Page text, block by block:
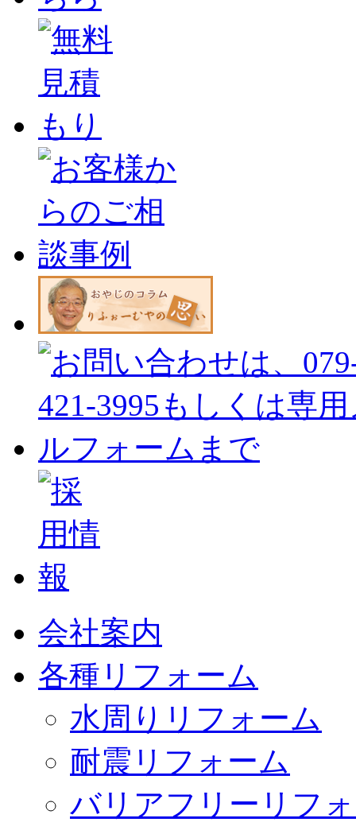
会社案内
各種リフォーム
水周りリフォーム
耐震リフォーム
バリアフリーリフ